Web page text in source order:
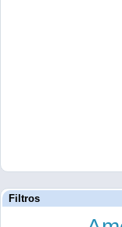
Filtros